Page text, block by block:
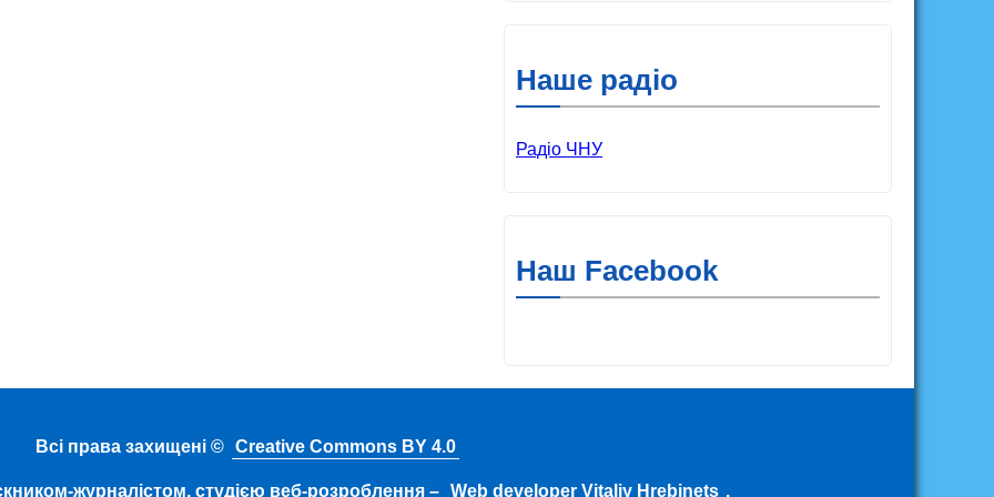
Наше радіо
Радіо ЧНУ
Наш Facebook
Всі права захищені © Creative Commons BY 4.0
журналістом, студією веб-розроблення – Web developer Vitaliy Hrebinets .